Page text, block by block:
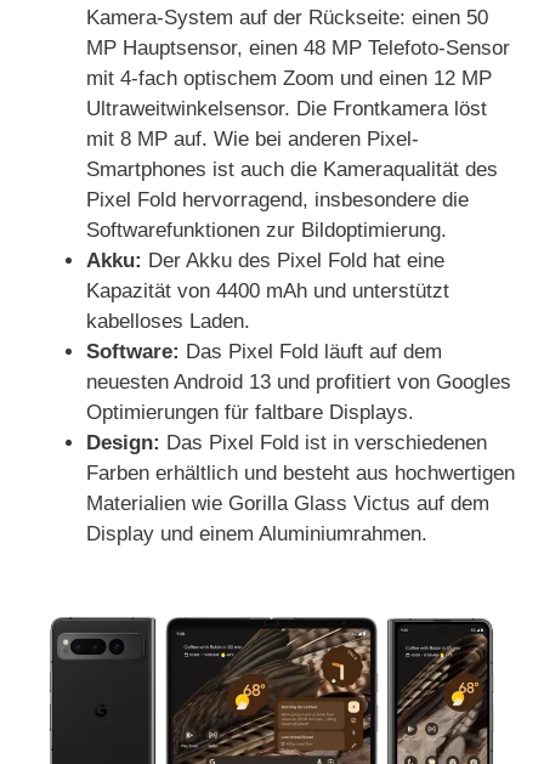
Kamera-System auf der Rückseite: einen 50
MP Hauptsensor, einen 48 MP Telefoto-Sensor
mit 4-fach optischem Zoom und einen 12 MP
Ultraweitwinkelsensor. Die Frontkamera löst
mit 8 MP auf. Wie bei anderen Pixel-
Smartphones ist auch die Kameraqualität des
Pixel Fold hervorragend, insbesondere die
Softwarefunktionen zur Bildoptimierung.
Akku: Der Akku des Pixel Fold hat eine
Kapazität von 4400 mAh und unterstützt
kabelloses Laden.
Software: Das Pixel Fold läuft auf dem
neuesten Android 13 und profitiert von Googles
Optimierungen für faltbare Displays.
Design: Das Pixel Fold ist in verschiedenen
Farben erhältlich und besteht aus hochwertigen
Materialien wie Gorilla Glass Victus auf dem
Display und einem Aluminiumrahmen.